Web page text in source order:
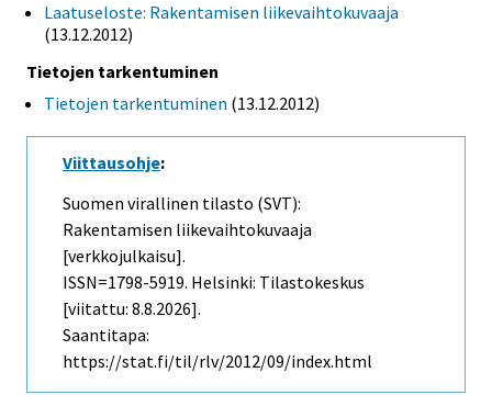
Laatuseloste: Rakentamisen liikevaihtokuvaaja
(13.12.2012)
Tietojen tarkentuminen
Tietojen tarkentuminen (13.12.2012)
Viittausohje:
Suomen virallinen tilasto (SVT):
Rakentamisen liikevaihtokuvaaja
[verkkojulkaisu].
ISSN=1798-5919. Helsinki: Tilastokeskus
[viitattu: 8.8.2026].
Saantitapa:
https://stat.fi/til/rlv/2012/09/index.html